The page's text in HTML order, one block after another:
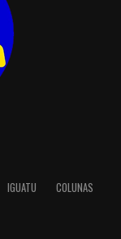
IGUATU
COLUNAS